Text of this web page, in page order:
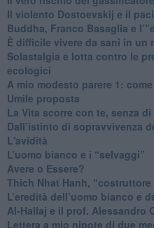
​Il violento Dostoevskij e il
​Buddha, Franco Basaglia e
​È difficile vivere da sani in un
Solastalgia e lotta contro le
ecologici
​A mio modesto parere 1:
​Umile proposta
​La Vita scorre con te, senza di
​Dall’istinto di sopravvivenza
L'avidità
​L’uomo bianco e i “selvaggi”
​Avere o Essere?
​Thich Nhat Hanh, “costruttore
​L’eredità dell’uomo bianco e
Al-Hallaj e il prof. Alessandro
​Lettera a mio nipote di due